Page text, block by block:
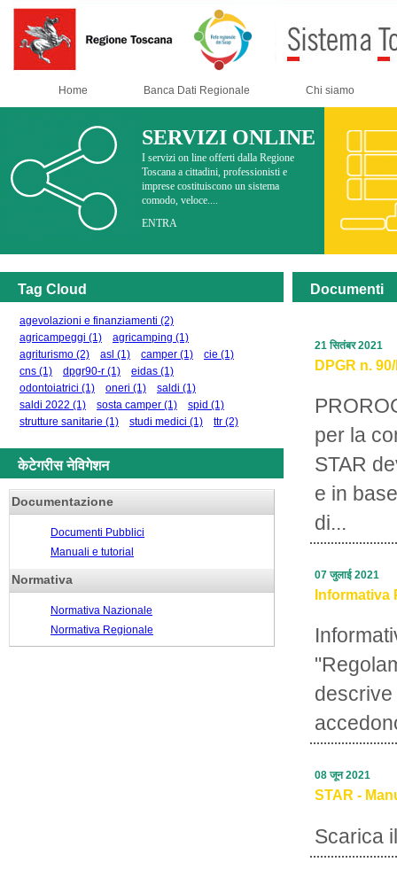
Home Banca Dati Regionale Chi siamo
SERVIZI ONLINE
I servizi on line offerti dalla Regione
Toscana a cittadini, professionisti e
imprese costituiscono un sistema
comodo, veloce....
ENTRA
Tag Cloud
agevolazioni e finanziamenti (2)
agricampeggi (1) agricamping (1)
agriturismo (2) asl (1) camper (1) cie (1)
cns (1) dpgr90-r (1) eidas (1)
odontoiatrici (1) oneri (1) saldi (1)
saldi 2022 (1) sosta camper (1) spid (1)
strutture sanitarie (1) studi medici (1) ttr (2)
केटेगरीस नेविगेशन
Documentazione
Documenti Pubblici
Manuali e tutorial
Normativa
Normativa Nazionale
Normativa Regionale
Documenti
DPGR n.
per la
STAR
e in
di...
21 सितंबर 2021
Informativa
07 जुलाई 2021
STAR -
Scarica
08 जून 2021